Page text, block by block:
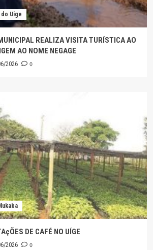
Uige
REALIZA VISITA TURÍSTICA AO
AO NOME NEGAGE
2026 0
DE CAFÉ NO UÍGE
2026 0